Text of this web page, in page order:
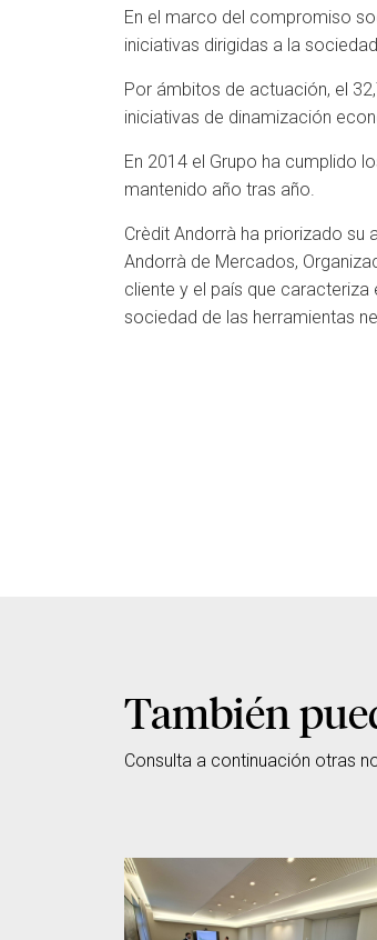
En el marco del compromiso
iniciativas dirigidas a la
Por ámbitos de actuación, el
iniciativas de dinamización
En 2014 el Grupo ha cumplido
mantenido año tras año.
Crèdit Andorrà ha priorizado
Andorrà de Mercados,
cliente y el país que
sociedad de las herramientas
También
Consulta a continuación otras